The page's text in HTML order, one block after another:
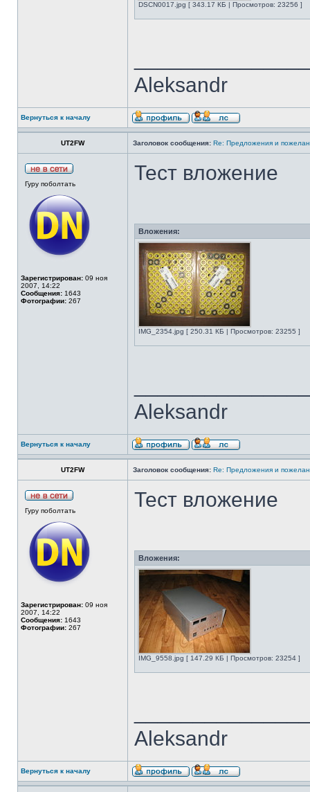
DSCN0017.jpg [ 343.17 КБ | Просмотров: 23256 ]
Aleksandr
Вернуться к началу
UT2FW Заголовок сообщения: Re: Предложения и
Гуру поболтать
Зарегистрирован: 09 ноя
2007, 14:22
Сообщения: 1643
Фотографии: 267
Тест вложение
Вложения:
IMG_2354.jpg [ 250.31 КБ | Просмотров: 23255 ]
Aleksandr
Вернуться к началу
UT2FW Заголовок сообщения: Re: Предложения и
Гуру поболтать
Зарегистрирован: 09 ноя
2007, 14:22
Сообщения: 1643
Фотографии: 267
Тест вложение
Вложения:
IMG_9558.jpg [ 147.29 КБ | Просмотров: 23254 ]
Aleksandr
Вернуться к началу